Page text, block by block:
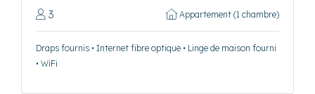
3 Appartement (1 chambre)
Draps fournis • Internet fibre optique • Linge de maison fourni
• WiFi